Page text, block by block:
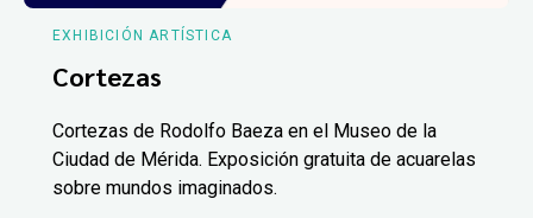
EXHIBICIÓN ARTÍSTICA
Cortezas
Cortezas de Rodolfo Baeza en el Museo de la
Ciudad de Mérida. Exposición gratuita de acuarelas
sobre mundos imaginados.